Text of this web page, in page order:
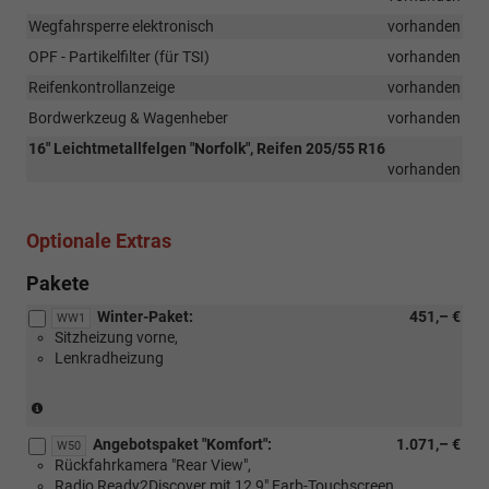
Wegfahrsperre elektronisch
vorhanden
OPF - Partikelfilter (für TSI)
vorhanden
Reifenkontrollanzeige
vorhanden
Bordwerkzeug & Wagenheber
vorhanden
16" Leichtmetallfelgen "Norfolk", Reifen 205/55 R16
vorhanden
Optionale Extras
Pakete
WW1 451,– €
Winter-Paket:
Sitzheizung vorne,
Lenkradheizung
eTSI)
W50 1.071,– €
Angebotspaket "Komfort":
Rückfahrkamera "Rear View",
Radio Ready2Discover mit 12,9" Farb-Touchscreen,